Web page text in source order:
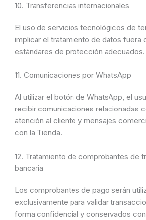
10. Transferencias internacionales
El uso de servicios tecnológicos de
implicar el tratamiento de datos fuera
estándares de protección adecuados.
11. Comunicaciones por WhatsApp
Al utilizar el botón de WhatsApp, el
recibir comunicaciones relacionadas
atención al cliente y mensajes
con la Tienda.
12. Tratamiento de comprobantes de
bancaria
Los comprobantes de pago serán
exclusivamente para validar
forma confidencial y conservados